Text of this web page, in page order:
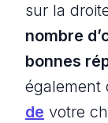
sur la
nombre
bonnes
également
de votre